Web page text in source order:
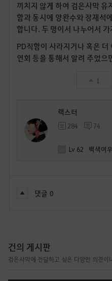
끼치지 않게 하여 검은사막 유
함과 동시에 양완수와 장재석
합니다. 두 명이서 나누어서
PD직함이 사라지거나 혹은
연회 등을 통해서 알려 주었으
1
랙스터
284 74
Lv 62 백색여
댓글 0
건의 게시판
검은사막에 전달하고 싶은 다양한 의견이